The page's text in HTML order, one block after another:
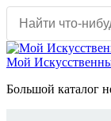
Перейти
содержанию
Мой
Большой каталог